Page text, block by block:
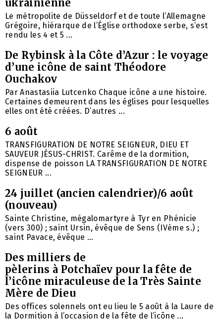
ukrainienne
Le métropolite de Düsseldorf et de toute l’Allemagne
Grégoire, hiérarque de l’Église orthodoxe serbe, s’est
rendu les 4 et 5 ...
De Rybinsk à la Côte d’Azur : le voyage
d’une icône de saint Théodore
Ouchakov
Par Anastasiia Lutcenko Chaque icône a une histoire.
Certaines demeurent dans les églises pour lesquelles
elles ont été créées. D’autres ...
6 août
TRANSFIGURATION DE NOTRE SEIGNEUR, DIEU ET
SAUVEUR JÉSUS-CHRIST. Carême de la dormition,
dispense de poisson LA TRANSFIGURATION DE NOTRE
SEIGNEUR ...
24 juillet (ancien calendrier)/6 août
(nouveau)
Sainte Christine, mégalomartyre à Tyr en Phénicie
(vers 300) ; saint Ursin, évêque de Sens (IVème s.) ;
saint Pavace, évêque ...
Des milliers de
pèlerins à Potchaïev pour la fête de
l’icône miraculeuse de la Très Sainte
Mère de Dieu
Des offices solennels ont eu lieu le 5 août à la Laure de
la Dormition à l’occasion de la fête de l’icône ...